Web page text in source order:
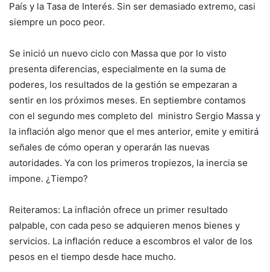
País y la Tasa de Interés. Sin ser demasiado extremo, casi
siempre un poco peor.
Se inició un nuevo ciclo con Massa que por lo visto
presenta diferencias, especialmente en la suma de
poderes, los resultados de la gestión se empezaran a
sentir en los próximos meses. En septiembre contamos
con el segundo mes completo del ministro Sergio Massa y
la inflación algo menor que el mes anterior, emite y emitirá
señales de cómo operan y operarán las nuevas
autoridades. Ya con los primeros tropiezos, la inercia se
impone. ¿Tiempo?
Reiteramos: La inflación ofrece un primer resultado
palpable, con cada peso se adquieren menos bienes y
servicios. La inflación reduce a escombros el valor de los
pesos en el tiempo desde hace mucho.